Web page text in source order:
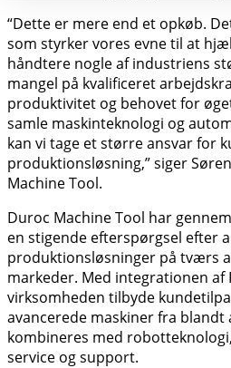
“Dette er mere end et opkøb.
som styrker vores evne til at
håndtere nogle af industriens
mangel på kvalificeret
produktivitet og behovet for
samle maskinteknologi og
kan vi tage et større ansvar for
produktionsløsning,” siger
Machine Tool.
Duroc Machine Tool har
en stigende efterspørgsel efter
produktionsløsninger på tværs
markeder. Med integrationen af
virksomheden tilbyde
avancerede maskiner fra blandt
kombineres med
service og support.